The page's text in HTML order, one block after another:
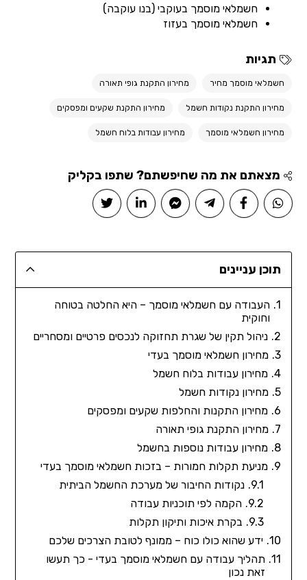
חשמלאי מוסמך בעוקבי (בנו עוקבה)
חשמלאי מוסמך בעזוז
תגיות
חשמלאי מוסמך מחיר מחירון התקנת גופי תאורה
מחירון התקנת נקודות חשמל מחירון התקנת שקעים ומפסקים
מחירון חשמלאי מוסמך מחירון עבודות בלוח חשמל
מצאתם את מה שחיפשתם? שתפו בקליק
תוכן עניינים
העבודה עם חשמלאי מוסמך – היא החלטה בטוחה
וחוקית
ניהול תקין של שגרת תחזוקה לנכסים פרטיים ומסחריים
מחירון חשמלאי מוסמך בעדי
מחירון עבודות בלוח חשמל
מחירון נקודות חשמל
מחירון התקנות והחלפות שקעים ומפסקים
מחירון התקנת גופי תאורה
מחירון עבודות נוספות בחשמל
מניעת תקלות חמורות – בזכות חשמלאי מוסמך בעדי
נקודות החיבור של מערכת החשמל הביתית
הקמה לפי תוכניות עבודה
בקרת איכות ותיקון תקלות
ידע שהוא כולו כוח – ממונף לטובת הצרכים שלכם
תהליך עבודה עם חשמלאי מוסמך בעדי - כך תעשו
זאת נכון